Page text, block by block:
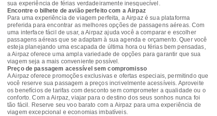
sua experiência de férias verdadeiramente inesquecível.
Encontre o bilhete de avião perfeito com a Airpaz
Para uma experiência de viagem perfeita, a Airpaz é sua plataforma
preferida para encontrar as melhores opções de passagens aéreas. Com
uma interface fácil de usar, a Airpaz ajuda você a comparar e escolher
passagens aéreas que se adaptam à sua agenda e orçamento. Quer você
esteja planejando uma escapada de última hora ou férias bem pensadas,
a Airpaz oferece uma ampla variedade de opções para garantir que sua
viagem seja a mais conveniente possível.
Preço de passagem acessível sem compromisso
A Airpaz oferece promoções exclusivas e ofertas especiais, permitindo que
você reserve sua passagem a preços incrivelmente acessíveis. Aproveite
os benefícios de tarifas com desconto sem comprometer a qualidade ou o
conforto. Com a Airpaz, viajar para o destino dos seus sonhos nunca foi
tão fácil. Reserve seu voo barato com a Airpaz para uma experiência de
viagem excepcional e economias imbatíveis.